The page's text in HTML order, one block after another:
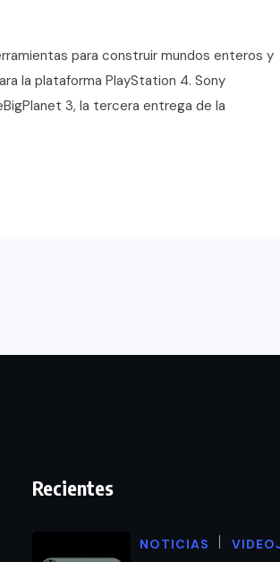
para construir mundos enteros y
la plataforma PlayStation 4. Sony
3, la tercera entrega de la
Recientes
NOTICIAS